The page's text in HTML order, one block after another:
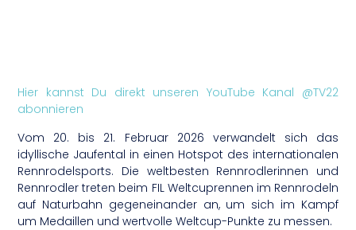
Hier kannst Du direkt unseren YouTube Kanal @TV22
abonnieren
Vom 20. bis 21. Februar 2026 verwandelt sich das
idyllische Jaufental in einen Hotspot des internationalen
Rennrodelsports. Die weltbesten Rennrodlerinnen und
Rennrodler treten beim FIL Weltcuprennen im Rennrodeln
auf Naturbahn gegeneinander an, um sich im Kampf
um Medaillen und wertvolle Weltcup-Punkte zu messen.